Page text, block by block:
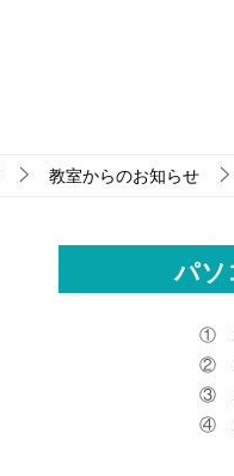
教室からのお知らせ
パソ
①
②
③
④